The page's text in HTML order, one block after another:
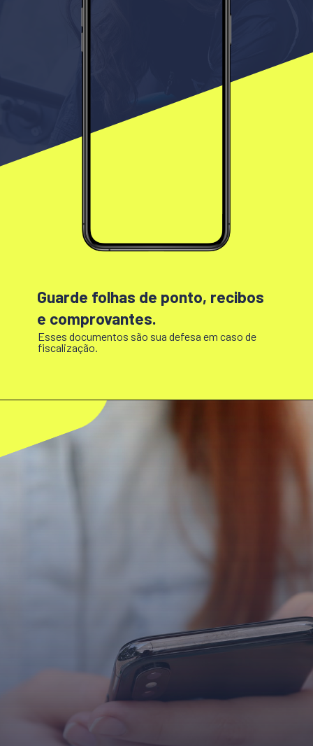
Guarde folhas de ponto, recibos
e comprovantes.
Esses documentos são sua defesa em caso de
fiscalização.